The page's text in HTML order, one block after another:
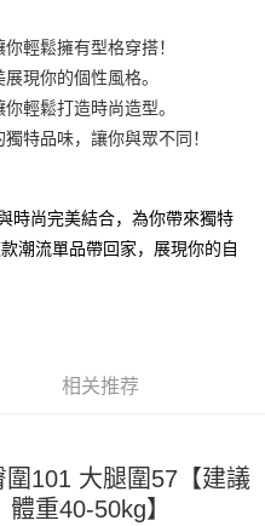
立后会自动跳转到大哥付的交易流
、缴款截止日，确认付款后即完成
或遇审核未通过，订单将自动取
达系统评分，恕无法说明评估内
。
至您的指定地址。
通知簡訊，APP會員則會收到
輕鬆擁有型格穿搭！
現你的個性風格。
輕鬆打造時尚造型。
特品味，讓你與眾不同！
時尚完美結合，為你帶來獨特
潮流單品帶回家，展現你的自
相关推荐
101 大腿圍57【建議
重40-50kg】